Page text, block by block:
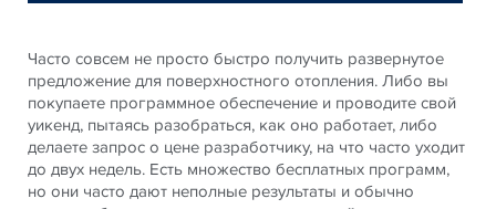
Часто совсем не просто быстро получить развернутое
предложение для поверхностного отопления. Либо вы
покупаете программное обеспечение и проводите свой
уикенд, пытаясь разобраться, как оно работает, либо
делаете запрос о цене разработчику, на что часто уходит
до двух недель. Есть множество бесплатных программ,
но они часто дают неполные результаты и обычно